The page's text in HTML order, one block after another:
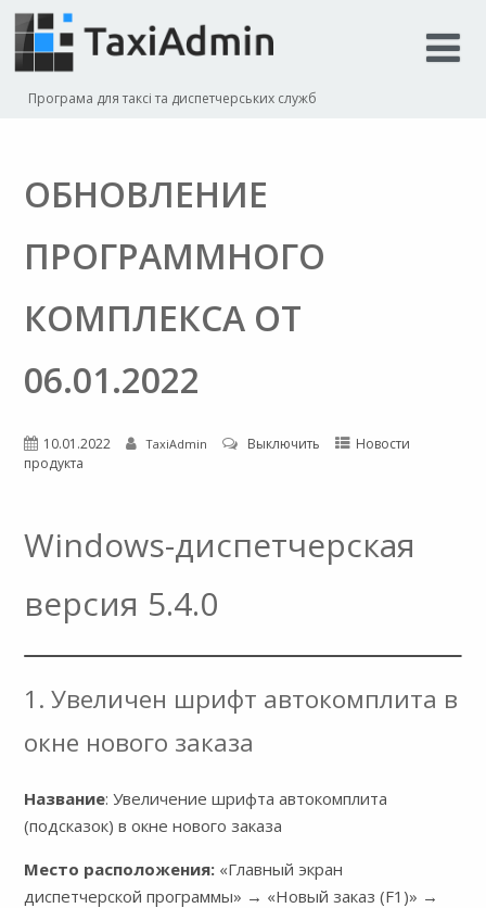
Програма для таксі та диспетчерських служб
ОБНОВЛЕНИЕ
ПРОГРАММНОГО
КОМПЛЕКСА ОТ
06.01.2022
10.01.2022 TaxiAdmin Выключить
Новости
продукта
Windows-диспетчерская
версия 5.4.0
1. Увеличен шрифт автокомплита в
окне нового заказа
Название: Увеличение шрифта автокомплита
(подсказок) в окне нового заказа
Место расположения: «Главный экран
диспетчерской программы» → «Новый заказ (F1)» →